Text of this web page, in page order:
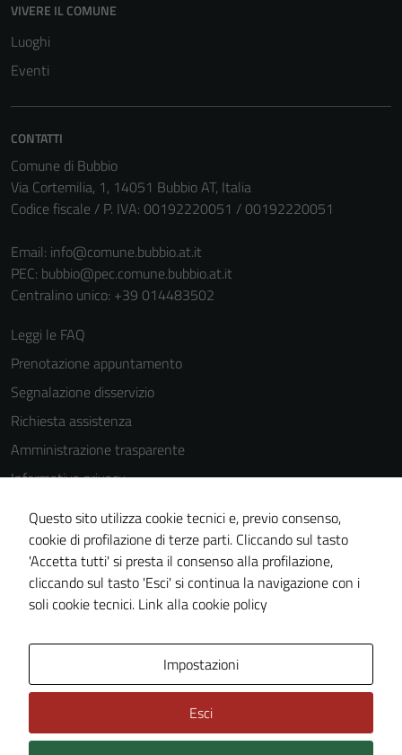
VIVERE IL COMUNE
Luoghi
Eventi
CONTATTI
Comune di Bubbio
Via Cortemilia, 1, 14051 Bubbio AT, Italia
Codice fiscale / P. IVA: 00192220051 / 00192220051
Email: info@comune.bubbio.at.it
PEC: bubbio@pec.comune.bubbio.at.it
Centralino unico: +39 014483502
Leggi le FAQ
Prenotazione appuntamento
Segnalazione disservizio
Richiesta assistenza
Amministrazione trasparente
Informativa privacy
Cookie Policy
Note legali
Dichiarazione di accessibilità
Piano di miglioramento del sito
Questo sito utilizza cookie tecnici e, previo consenso,
cookie di profilazione di terze parti. Cliccando sul tasto
'Accetta tutti' si presta il consenso alla profilazione,
cliccando sul tasto 'Esci' si continua la navigazione con i
soli cookie tecnici. Link alla cookie policy
Impostazioni
Esci